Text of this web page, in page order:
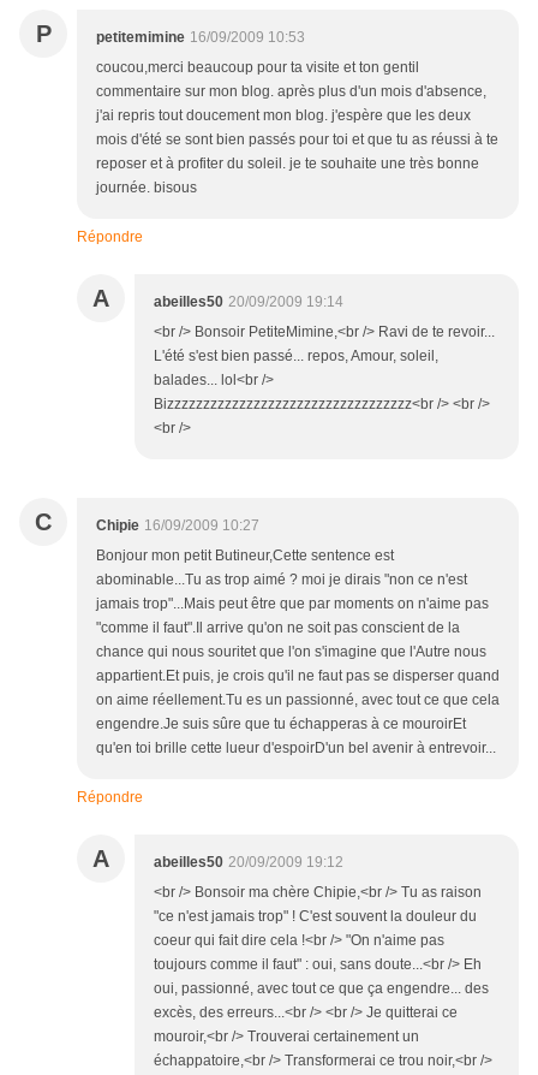
P petitemimine 16/09/2009 10:53
coucou,merci beaucoup pour ta visite et ton gentil
commentaire sur mon blog. après plus d'un mois d'absence,
j'ai repris tout doucement mon blog. j'espère que les deux
mois d'été se sont bien passés pour toi et que tu as réussi à te
reposer et à profiter du soleil. je te souhaite une très bonne
journée. bisous
Répondre
A abeilles50 20/09/2009 19:14
<br /> Bonsoir PetiteMimine,<br /> Ravi de te revoir...
L'été s'est bien passé... repos, Amour, soleil,
balades... lol<br />
Bizzzzzzzzzzzzzzzzzzzzzzzzzzzzzzzzzz<br /> <br />
<br />
C Chipie 16/09/2009 10:27
Bonjour mon petit Butineur,Cette sentence est
abominable...Tu as trop aimé ? moi je dirais "non ce n'est
jamais trop"...Mais peut être que par moments on n'aime pas
"comme il faut".Il arrive qu'on ne soit pas conscient de la
chance qui nous souritet que l'on s'imagine que l'Autre nous
appartient.Et puis, je crois qu'il ne faut pas se disperser quand
on aime réellement.Tu es un passionné, avec tout ce que cela
engendre.Je suis sûre que tu échapperas à ce mouroirEt
qu'en toi brille cette lueur d'espoirD'un bel avenir à entrevoir...
Répondre
A abeilles50 20/09/2009 19:12
<br /> Bonsoir ma chère Chipie,<br /> Tu as raison
"ce n'est jamais trop" ! C'est souvent la douleur du
coeur qui fait dire cela !<br /> "On n'aime pas
toujours comme il faut" : oui, sans doute...<br /> Eh
oui, passionné, avec tout ce que ça engendre... des
excès, des erreurs...<br /> <br /> Je quitterai ce
mouroir,<br /> Trouverai certainement un
échappatoire,<br /> Transformerai ce trou noir,<br />